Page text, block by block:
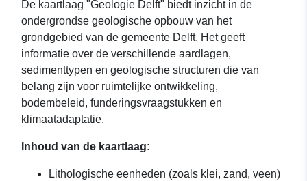
De kaartlaag "Geologie Delft" biedt inzicht in de
ondergrondse geologische opbouw van het
grondgebied van de gemeente Delft. Het geeft
informatie over de verschillende aardlagen,
sedimenttypen en geologische structuren die van
belang zijn voor ruimtelijke ontwikkeling,
bodembeleid, funderingsvraagstukken en
klimaatadaptatie.
Inhoud van de kaartlaag:
Lithologische eenheden (zoals klei, zand, veen)